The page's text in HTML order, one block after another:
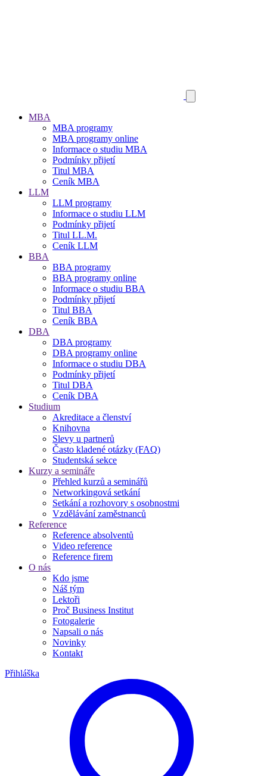
MBA
MBA programy
MBA programy online
Informace o studiu MBA
Podmínky přijetí
Titul MBA
Ceník MBA
LLM
LLM programy
Informace o studiu LLM
Podmínky přijetí
Titul LL.M.
Ceník LLM
BBA
BBA programy
BBA programy online
Informace o studiu BBA
Podmínky přijetí
Titul BBA
Ceník BBA
DBA
DBA programy
DBA programy online
Informace o studiu DBA
Podmínky přijetí
Titul DBA
Ceník DBA
Studium
Akreditace a členství
Knihovna
Slevy u partnerů
Často kladené otázky (FAQ)
Studentská sekce
Kurzy a semináře
Přehled kurzů a seminářů
Networkingová setkání
Setkání a rozhovory s osobnostmi
Vzdělávání zaměstnanců
Reference
Reference absolventů
Video reference
Reference firem
O nás
Kdo jsme
Náš tým
Lektoři
Proč Business Institut
Fotogalerie
Napsali o nás
Novinky
Kontakt
Přihláška